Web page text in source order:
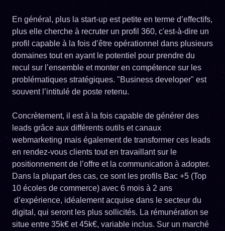
En général, plus la start-up est petite en terme d’effectifs,
plus elle cherche à recruter un profil 360, c'est-à-dire un
profil capable à la fois d’être opérationnel dans plusieurs
domaines tout en ayant le potentiel pour prendre du
recul sur l’ensemble et monter en compétence sur les
problématiques stratégiques. "Business developer" est
souvent l’intitulé de poste retenu.
Concrètement, il est à la fois capable de générer des
leads grâce aux différents outils et canaux
webmarketing mais également de transformer ces leads
en rendez-vous clients tout en travaillant sur le
positionnement de l’offre et la communication à adopter.
Dans la plupart des cas, ce sont les profils Bac +5 (Top
10 écoles de commerce) avec 6 mois à 2 ans
d’expérience, idéalement acquise dans le secteur du
digital, qui seront les plus sollicités. La rémunération se
situe entre 35k€ et 45k€, variable inclus. Sur un marché